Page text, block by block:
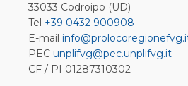
33033 Codroipo (UD)
Tel +39 0432 900908
E-mail
PEC unplifvg@pec.unplifvg.it
CF / PI 01287310302